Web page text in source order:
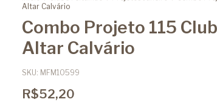
Altar Calvário
Combo Projeto 115
Altar Calvário
SKU: MFM10599
R$52,20